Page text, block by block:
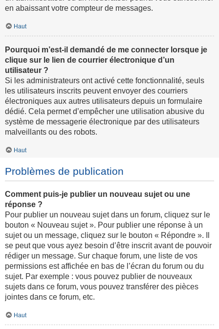
en abaissant votre compteur de messages.
Haut
Pourquoi m’est-il demandé de me connecter lorsque je
clique sur le lien de courrier électronique d’un
utilisateur ?
Si les administrateurs ont activé cette fonctionnalité, seuls
les utilisateurs inscrits peuvent envoyer des courriers
électroniques aux autres utilisateurs depuis un formulaire
dédié. Cela permet d’empêcher une utilisation abusive du
système de messagerie électronique par des utilisateurs
malveillants ou des robots.
Haut
Problèmes de publication
Comment puis-je publier un nouveau sujet ou une
réponse ?
Pour publier un nouveau sujet dans un forum, cliquez sur le
bouton « Nouveau sujet ». Pour publier une réponse à un
sujet ou un message, cliquez sur le bouton « Répondre ». Il
se peut que vous ayez besoin d’être inscrit avant de pouvoir
rédiger un message. Sur chaque forum, une liste de vos
permissions est affichée en bas de l’écran du forum ou du
sujet. Par exemple : vous pouvez publier de nouveaux
sujets dans ce forum, vous pouvez transférer des pièces
jointes dans ce forum, etc.
Haut